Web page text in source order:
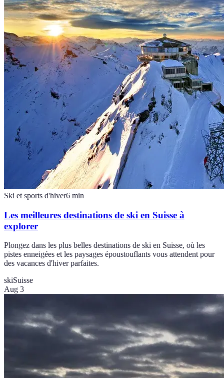
Ski et sports d'hiver6 min
Les meilleures destinations de ski en Suisse à
explorer
Plongez dans les plus belles destinations de ski en Suisse, où les
pistes enneigées et les paysages époustouflants vous attendent pour
des vacances d'hiver parfaites.
skiSuisse
Aug 3